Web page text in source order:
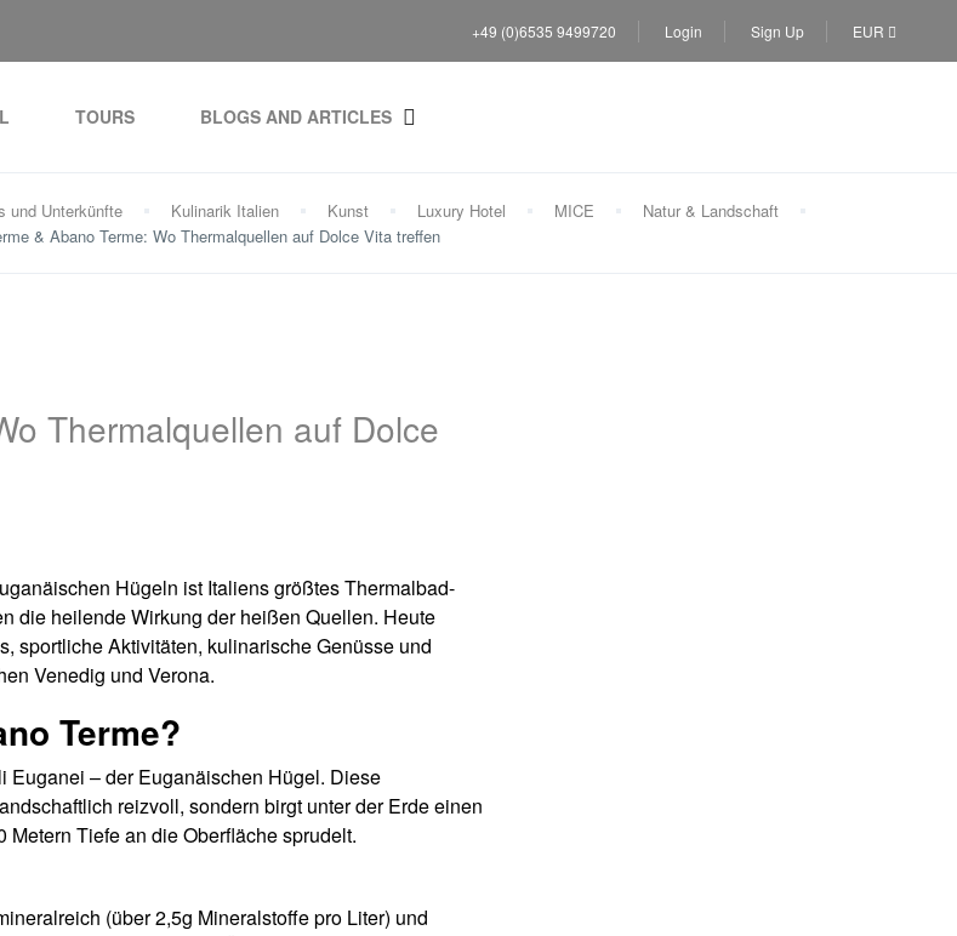
+49 (0)6535 9499720 Login Sign Up EUR
TOURS BLOGS AND ARTICLES
und Unterkünfte Kulinarik Italien Kunst Luxury Hotel MICE
Natur & Landschaft
& Abano Terme: Wo Thermalquellen auf Dolce Vita treffen
Thermalquellen auf Dolce
Hügeln ist Italiens größtes Thermalbad-
die heilende Wirkung der heißen Quellen. Heute
sportliche Aktivitäten, kulinarische Genüsse und
Venedig und Verona.
Terme?
Euganei – der Euganäischen Hügel. Diese
reizvoll, sondern birgt unter der Erde einen
Tiefe an die Oberfläche sprudelt.
(über 2,5g Mineralstoffe pro Liter) und